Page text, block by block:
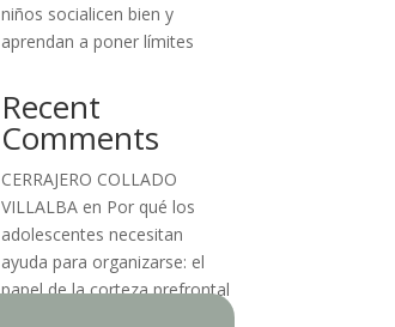
niños socialicen bien y
aprendan a poner límites
Recent
Comments
CERRAJERO COLLADO
VILLALBA en Por qué los
adolescentes necesitan
ayuda para organizarse: el
papel de la corteza prefrontal